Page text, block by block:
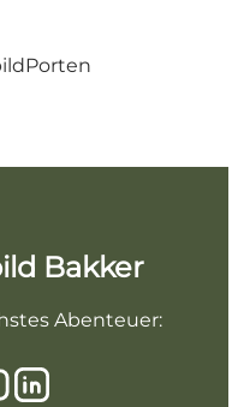
Bakker
Abenteuer: